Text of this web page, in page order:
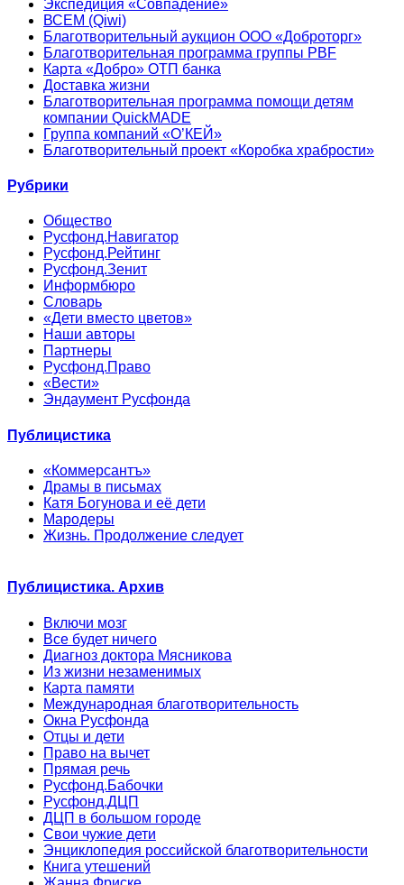
Экспедиция «Совпадение»
ВСЕМ (Qiwi)
Благотворительный аукцион ООО «Доброторг»
Благотворительная программа группы PBF
Карта «Добро» ОТП банка
Доставка жизни
Благотворительная программа помощи детям
компании QuickMADE
Группа компаний «О’КЕЙ»
Благотворительный проект «Коробка храбрости»
Рубрики
Общество
Русфонд.Навигатор
Русфонд.Рейтинг
Русфонд.Зенит
Информбюро
Словарь
«Дети вместо цветов»
Наши авторы
Партнеры
Русфонд.Право
«Вести»
Эндаумент Русфонда
Публицистика
«Коммерсантъ»
Драмы в письмах
Катя Богунова и её дети
Мародеры
Жизнь. Продолжение следует
Публицистика. Архив
Включи мозг
Все будет ничего
Диагноз доктора Мясникова
Из жизни незаменимых
Карта памяти
Международная благотворительность
Окна Русфонда
Отцы и дети
Право на вычет
Прямая речь
Русфонд.Бабочки
Русфонд.ДЦП
ДЦП в большом городе
Свои чужие дети
Энциклопедия российской благотворительности
Книга утешений